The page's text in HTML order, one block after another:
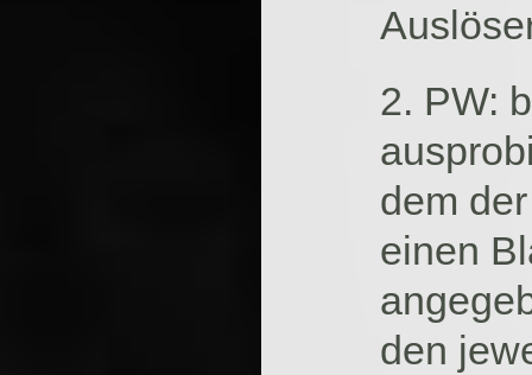
2. PW:
dem
einen
den